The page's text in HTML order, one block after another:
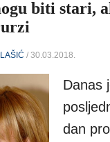
biti stari,
/ 30.03.2018.
Danas
dan